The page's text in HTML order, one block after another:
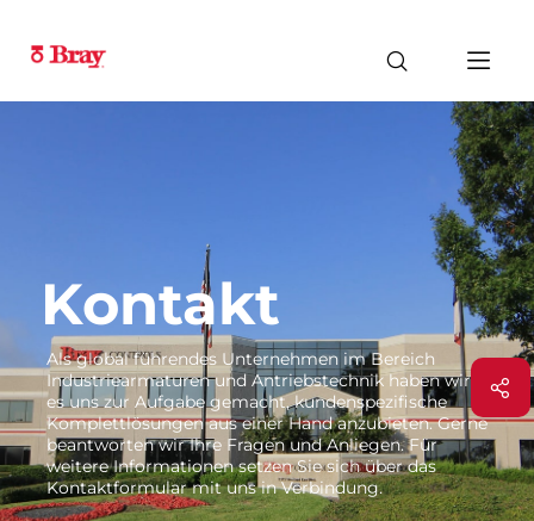
Kontakt
Als global führendes Unternehmen im Bereich
Industriearmaturen und Antriebstechnik haben wir
es uns zur Aufgabe gemacht, kundenspezifische
Komplettlösungen aus einer Hand anzubieten. Gerne
beantworten wir Ihre Fragen und Anliegen. Für
weitere Informationen setzen Sie sich über das
Kontaktformular mit uns in Verbindung.